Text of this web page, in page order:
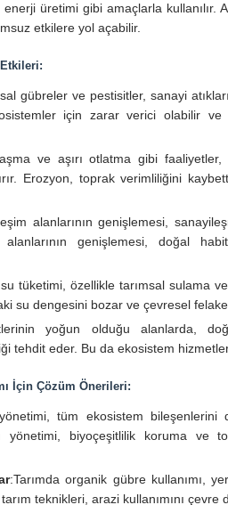
üretimi gibi amaçlarla kullanılır.
etkilere yol açabilir.
Etkileri:
gübreler ve pestisitler, sanayi
için zarar verici olabilir
ve aşırı otlatma gibi
Erozyon, toprak verimliliğini
alanlarının genişlemesi,
genişlemesi, doğal
su tüketimi, özellikle tarımsal sulama
su dengesini bozar ve çevresel
yoğun olduğu alanlarda,
tehdit eder. Bu da ekosistem
İçin Çözüm Önerileri:
tüm ekosistem bileşenlerini
yönetimi, biyoçeşitlilik koruma ve
:Tarımda organik gübre kullanımı,
teknikleri, arazi kullanımını çevre